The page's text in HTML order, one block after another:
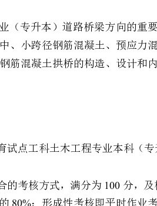
本课程考核对象为中央广播电视大学开放式教育试点工科土木工程专业本科（专升本）的学生。